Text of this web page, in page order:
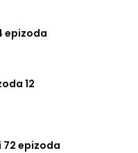
epizoda
12
epizoda